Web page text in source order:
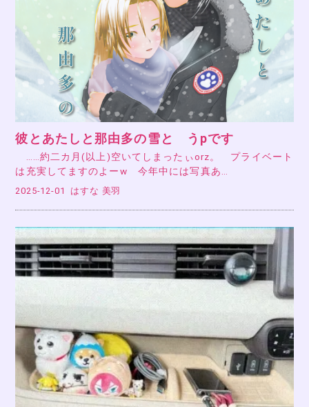
彼とあたしと那由多の雪と うpです
……約二カ月(以上)空いてしまったぃorz。 プライベート
は充実してますのよーw 今年中には写真あ…
2025-12-01 はすな 美羽